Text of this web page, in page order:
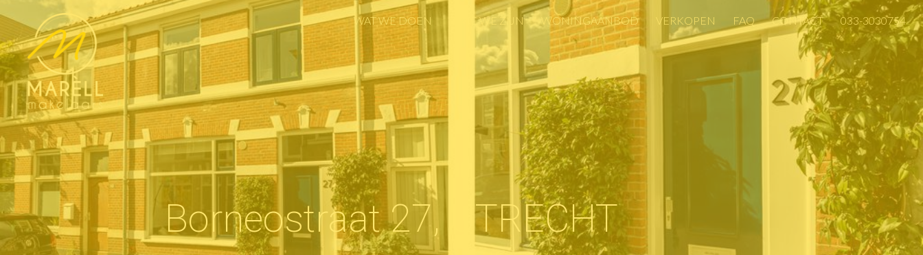
WAT WE DOEN WIE WE ZIJN WONINGAANBOD VERKOPEN FAQ CONTACT 033-3030754
WAT WE DOEN WIE WE ZIJN WONINGAANBOD VERKOPEN FAQ CONTACT 033-3030754
Borneostraat 27, UTRECHT